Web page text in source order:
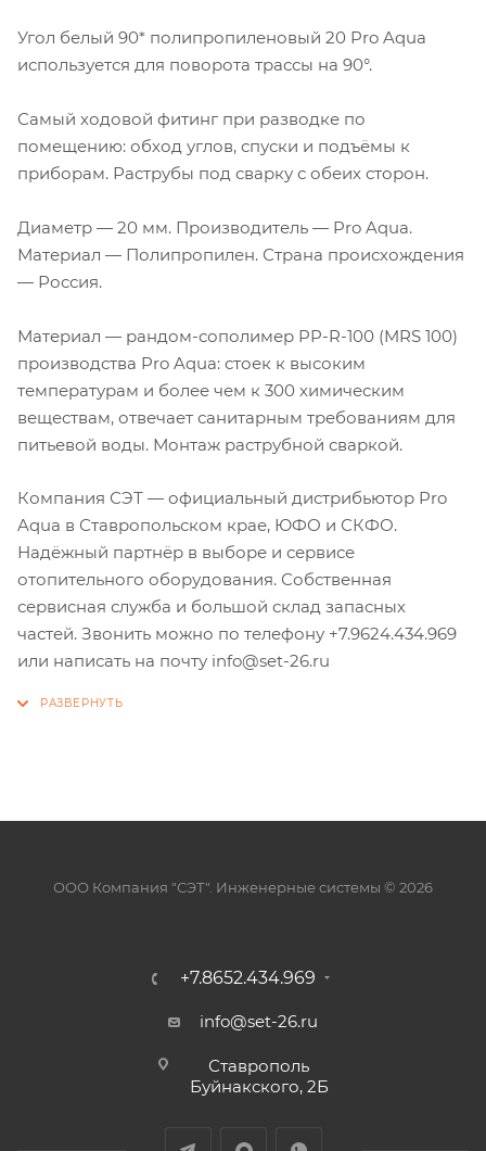
Угол белый 90* полипропиленовый 20 Pro Aqua
используется для поворота трассы на 90°.
Самый ходовой фитинг при разводке по
помещению: обход углов, спуски и подъёмы к
приборам. Раструбы под сварку с обеих сторон.
Диаметр — 20 мм. Производитель — Pro Aqua.
Материал — Полипропилен. Страна происхождения
— Россия.
Материал — рандом-сополимер PP-R-100 (MRS 100)
производства Pro Aqua: стоек к высоким
температурам и более чем к 300 химическим
веществам, отвечает санитарным требованиям для
питьевой воды. Монтаж раструбной сваркой.
Компания СЭТ — официальный дистрибьютор Pro
Aqua в Ставропольском крае, ЮФО и СКФО.
Надёжный партнёр в выборе и сервисе
отопительного оборудования. Собственная
сервисная служба и большой склад запасных
частей. Звонить можно по телефону +7.9624.434.969
или написать на почту info@set-26.ru
ООО Компания "СЭТ". Инженерные системы © 2026
+7.8652.434.969
info@set-26.ru
Ставрополь
Буйнакского, 2Б